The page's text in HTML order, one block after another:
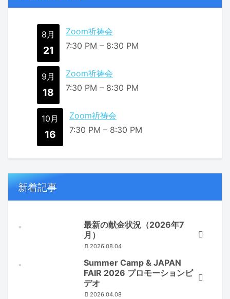
8月
21
Zoom祈祷会
7:30 PM – 8:30 PM
9月
18
Zoom祈祷会
7:30 PM – 8:30 PM
10月
16
Zoom祈祷会
7:30 PM – 8:30 PM
新着記事
最新の献金状況（2026年7
月）
2026.08.04
Summer Camp & JAPAN
FAIR 2026 プロモーションビ
デオ
2026.04.08